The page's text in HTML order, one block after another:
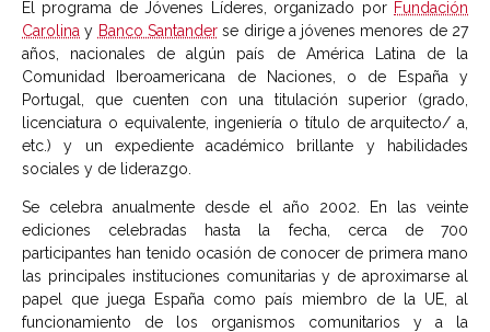
El programa de Jóvenes Líderes, organizado por Fundación
Carolina y Banco Santanderse dirige a jóvenes menores de 27
años, nacionales de algún país de América Latina de la
Comunidad Iberoamericana de Naciones, o de España y
Portugal, que cuenten con una titulación superior (grado,
licenciatura o equivalente, ingeniería o título de arquitecto/ a,
etc.) y un expediente académico brillante y habilidades
sociales y de liderazgo.
Se celebra anualmente desde el año 2002. En las veinte
ediciones celebradas hasta la fecha, cerca de 700
participantes han tenido ocasión de conocer de primera mano
las principales instituciones comunitarias y de aproximarse al
papel que juega España como país miembro de la UE, al
funcionamiento de los organismos comunitarios y a la